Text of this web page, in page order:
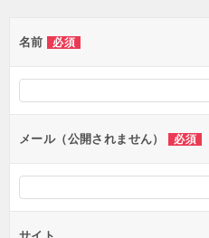
名前 必須
メール（公開されません） 必須